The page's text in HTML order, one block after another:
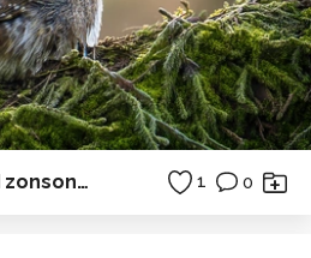
2 vrouwen aan strand zonsondergang 1 0